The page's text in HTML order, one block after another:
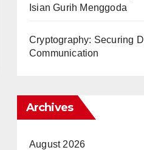
Isian Gurih Menggoda
Cryptography: Securing
Communication
Archives
August 2026